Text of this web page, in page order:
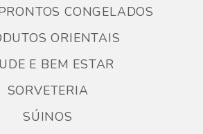
CONGELADOS
ORIENTAIS
E BEM ESTAR
SORVETERIA
SÚINOS